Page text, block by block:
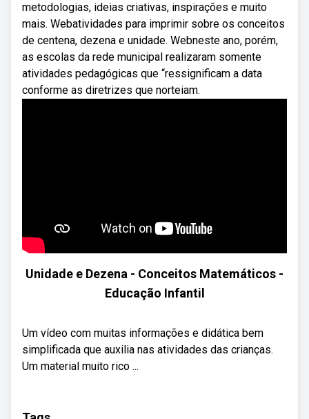
metodologias, ideias criativas, inspirações e muito
mais. Webatividades para imprimir sobre os conceitos
de centena, dezena e unidade. Webneste ano, porém,
as escolas da rede municipal realizaram somente
atividades pedagógicas que “ressignificam a data
conforme as diretrizes que norteiam.
Unidade e Dezena - Conceitos Matemáticos -
Educação Infantil
Um vídeo com muitas informações e didática bem
simplificada que auxilia nas atividades das crianças.
Um material muito rico ...